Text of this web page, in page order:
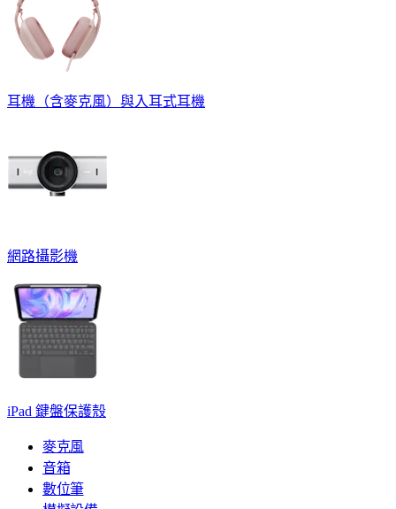
耳機（含麥克風）與入耳式耳機
網路攝影機
iPad 鍵盤保護殼
麥克風
音箱
數位筆